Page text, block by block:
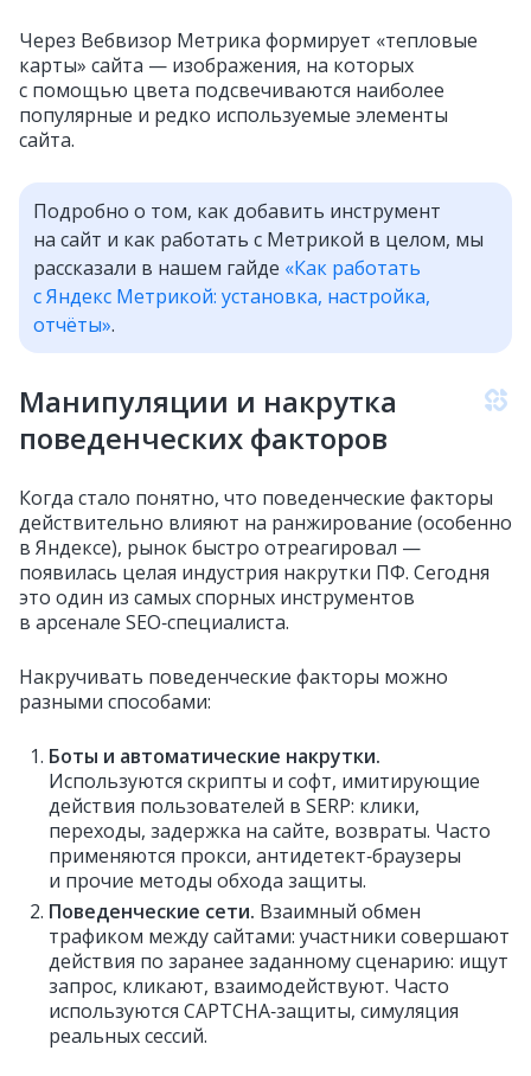
Через Вебвизор Метрика формирует «тепловые
карты» сайта — изображения, на которых
с помощью цвета подсвечиваются наиболее
популярные и редко используемые элементы
сайта.
Подробно о том, как добавить инструмент
на сайт и как работать с Метрикой в целом, мы
рассказали в нашем гайде «Как работать
с Яндекс Метрикой: установка, настройка,
отчёты».
Манипуляции и накрутка
поведенческих факторов
Когда стало понятно, что поведенческие факторы
действительно влияют на ранжирование (особенно
в Яндексе), рынок быстро отреагировал —
появилась целая индустрия накрутки ПФ. Сегодня
это один из самых спорных инструментов
в арсенале SEO‑специалиста.
Накручивать поведенческие факторы можно
разными способами:
Боты и автоматические накрутки.
Используются скрипты и софт, имитирующие
действия пользователей в SERP: клики,
переходы, задержка на сайте, возвраты. Часто
применяются прокси, антидетект‑браузеры
и прочие методы обхода защиты.
Поведенческие сети. Взаимный обмен
трафиком между сайтами: участники совершают
действия по заранее заданному сценарию: ищут
запрос, кликают, взаимодействуют. Часто
используются CAPTCHA‑защиты, симуляция
реальных сессий.